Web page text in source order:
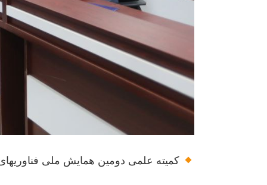
کمیته علمی دومین همایش ملی